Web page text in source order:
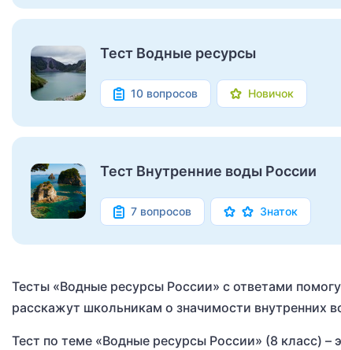
Тест Водные ресурсы
10 вопросов Новичок
Тест Внутренние воды России
7 вопросов Знаток
Тесты «Водные ресурсы России» с ответами
расскажут школьникам о значимости внутренних
Тест по теме «Водные ресурсы России» (8 класс)